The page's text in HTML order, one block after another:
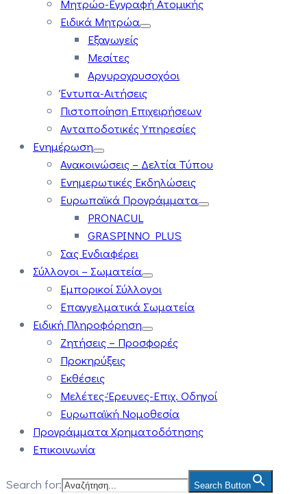
Μητρώο-Εγγραφή Ατομικής
Ειδικά Μητρώα
Εξαγωγείς
Μεσίτες
Αργυροχρυσοχόοι
Έντυπα-Αιτήσεις
Πιστοποίηση Επιχειρήσεων
Ανταποδοτικές Υπηρεσίες
Ενημέρωση
Ανακοινώσεις – Δελτία Τύπου
Ενημερωτικές Εκδηλώσεις
Ευρωπαϊκά Προγράμματα
PRONACUL
GRASPINNO PLUS
Σας Ενδιαφέρει
Σύλλογοι – Σωματεία
Εμπορικοί Σύλλογοι
Επαγγελματικά Σωματεία
Ειδική Πληροφόρηση
Ζητήσεις – Προσφορές
Προκηρύξεις
Εκθέσεις
Μελέτες-Έρευνες-Επιχ. Οδηγοί
Ευρωπαϊκή Νομοθεσία
Προγράμματα Χρηματοδότησης
Επικοινωνία
Search for: Search Button